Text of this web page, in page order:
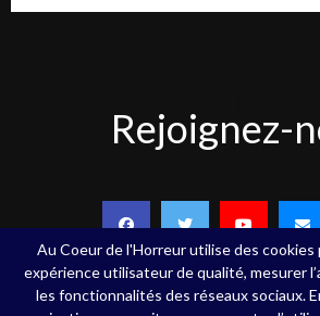
nous
Rejoignez-
Au Coeur de l'Horreur utilise des
expérience utilisateur de qualité, mesurer
les fonctionnalités des réseaux sociaux.